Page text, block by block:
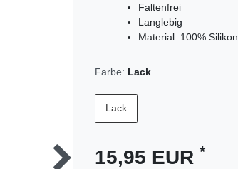
Faltenfrei
Langlebig
Material: 100% Silikon
Farbe: Lack
Lack
15,95 EUR *